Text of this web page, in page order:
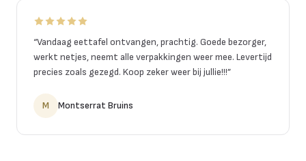
“Vandaag eettafel ontvangen, prachtig. Goede bezorger,
werkt netjes, neemt alle verpakkingen weer mee. Levertijd
precies zoals gezegd. Koop zeker weer bij jullie!!!”
M Montserrat Bruins